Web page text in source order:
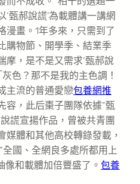
甄郝說謊’為載體講一講網
漫畫。1年多來，只需到了
購物節、開學季、結業季
摩，是不是又需求‘甄郝說
色？那不是我的主色調！
主流的普通愛戀包養網推
容，此后棗子團隊依據“甄
謊宣揚作品，曾被共青團
媒體和其他高校轉錄發載，
國、全網良多處所都用上
像和載體加倍豐盛了。 包養